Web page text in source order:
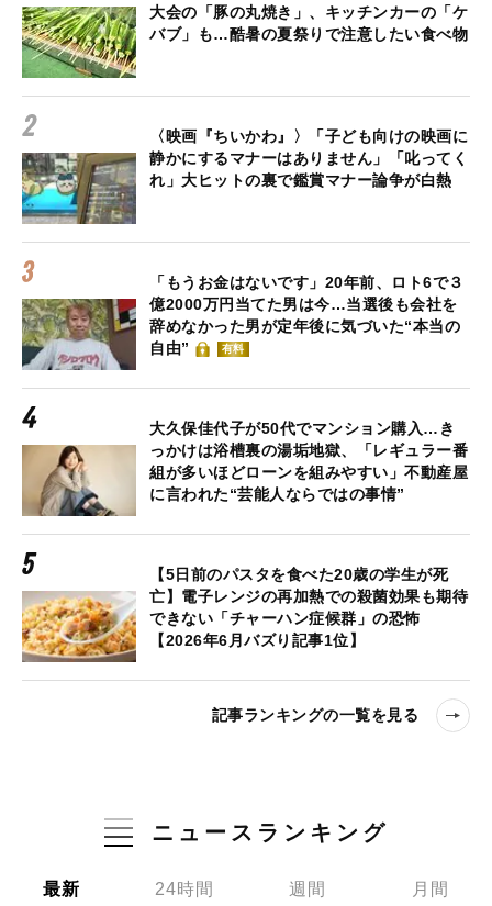
大会の「豚の丸焼き」、キッチンカーの「ケ
バブ」も…酷暑の夏祭りで注意したい食べ物
〈映画『ちいかわ』〉「子ども向けの映画に
静かにするマナーはありません」「叱ってく
れ」大ヒットの裏で鑑賞マナー論争が白熱
「もうお金はないです」20年前、ロト6で３
億2000万円当てた男は今…当選後も会社を
辞めなかった男が定年後に気づいた“本当の
自由”
有料
大久保佳代子が50代でマンション購入…き
っかけは浴槽裏の湯垢地獄、「レギュラー番
組が多いほどローンを組みやすい」不動産屋
に言われた“芸能人ならではの事情”
【5日前のパスタを食べた20歳の学生が死
亡】電子レンジの再加熱での殺菌効果も期待
できない「チャーハン症候群」の恐怖
【2026年6月バズり記事1位】
記事ランキングの一覧を見る
ニュースランキング
最新 24時間 週間 月間